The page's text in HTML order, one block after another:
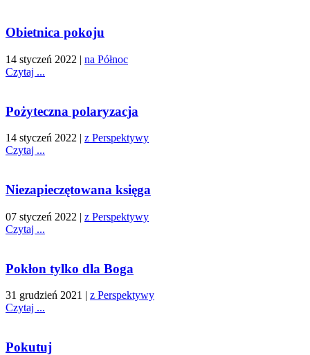
Obietnica pokoju
14 styczeń 2022 | na Północ
Czytaj ...
Pożyteczna polaryzacja
14 styczeń 2022 | z Perspektywy
Czytaj ...
Niezapieczętowana księga
07 styczeń 2022 | z Perspektywy
Czytaj ...
Pokłon tylko dla Boga
31 grudzień 2021 | z Perspektywy
Czytaj ...
Pokutuj